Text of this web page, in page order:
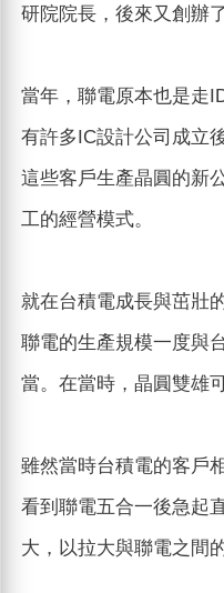
研院院長，後來又創辦
當年，聯電原本也是走
有許多IC設計公司成立
這些客戶生產晶圓的新
工的經營模式。
就在台積電成長與茁壯
聯電的生產規模一度與
當。在當時，晶圓雙雄
雖然當時台積電的客戶
看到聯電五合一後急起
大，以拉大與聯電之間